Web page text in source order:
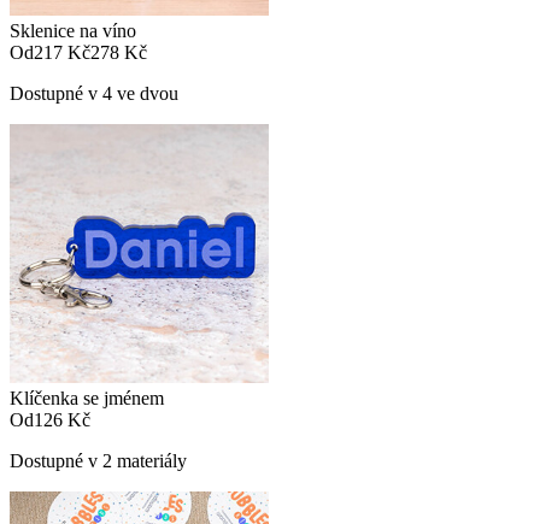
Sklenice na víno
Od217 Kč278 Kč
Dostupné v 4 ve dvou
Klíčenka se jménem
Od126 Kč
Dostupné v 2 materiály